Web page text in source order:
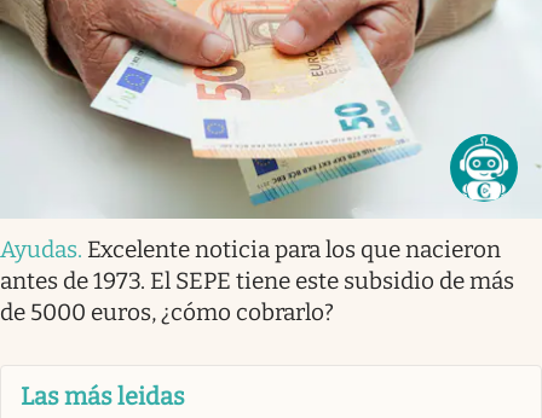
Ayudas. Excelente noticia para los que nacieron
antes de 1973. El SEPE tiene este subsidio de más
de 5000 euros, ¿cómo cobrarlo?
Las más leidas